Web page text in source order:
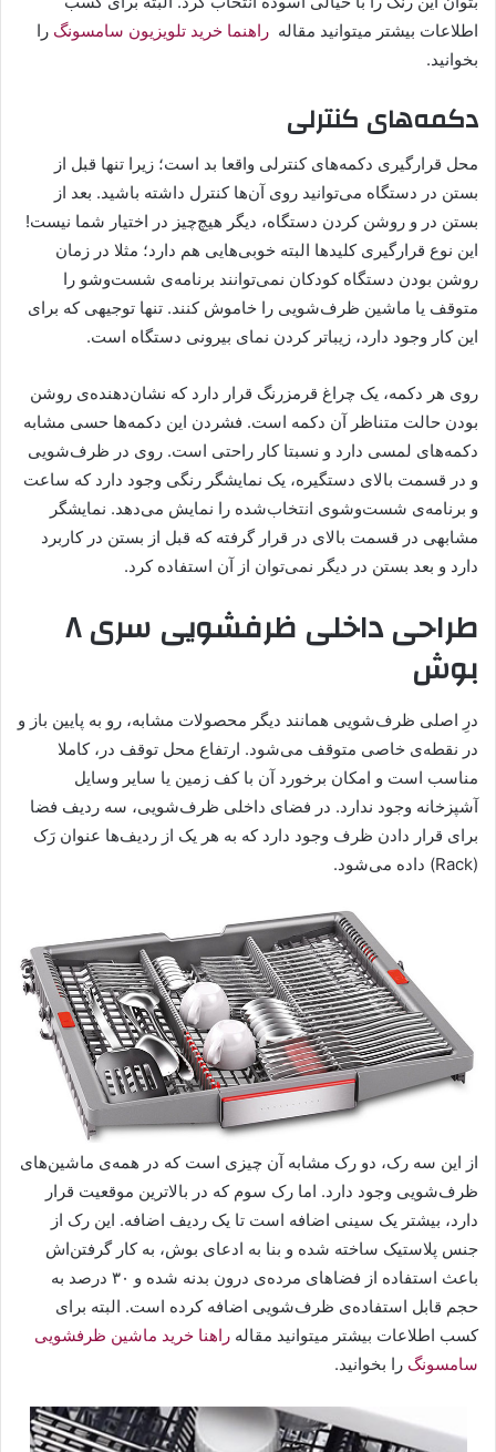
اطلاعات بیشتر میتوانید مقاله راهنما خرید تلویزیون سامسونگ را
بخوانید.
دکمه‌های کنترلی
محل قرارگیری دکمه‌های کنترلی واقعا بد است؛ زیرا تنها قبل از
بستن در دستگاه می‌توانید روی آن‌ها کنترل داشته ‌باشید. بعد از
بستن در و روشن کردن دستگاه، دیگر هیچ‌چیز در اختیار شما نیست!
این نوع قرارگیری کلیدها البته خوبی‌هایی هم دارد؛ مثلا در زمان
روشن ‌بودن دستگاه کودکان نمی‌توانند برنامه‌ی شست‌وشو را
متوقف یا ماشین ظرف‌شویی را خاموش کنند. تنها توجیهی که برای
این کار وجود دارد، زیباتر کردن نمای بیرونی دستگاه است.
روی هر دکمه، یک چراغ قرمزرنگ قرار دارد که نشان‌دهنده‌ی روشن
بودن حالت متناظر آن دکمه است. فشردن این دکمه‌ها حسی مشابه
دکمه‌های لمسی دارد و نسبتا کار راحتی است. روی در ظرف‌شویی
و در قسمت بالای دستگیره، یک نمایشگر رنگی وجود دارد که ساعت
و برنامه‌‌ی شست‌وشوی انتخاب‌شده را نمایش می‌دهد. نمایشگر
مشابهی در قسمت بالای در قرار گرفته که قبل از بستن در کاربرد
دارد و بعد بستن در دیگر نمی‌توان از آن استفاده کرد.
طراحی داخلی ظرفشویی سری ۸
بوش
درِ اصلی ظرف‌شویی همانند دیگر محصولات مشابه، رو به پایین باز و
در نقطه‌ی خاصی متوقف می‌شود. ارتفاع محل توقف در، کاملا
مناسب است و امکان برخورد آن با کف زمین یا سایر وسایل
آشپزخانه وجود ندارد. در فضای داخلی ظرف‌شویی، سه ردیف فضا
برای قرار دادن ظرف وجود دارد که به هر یک از ردیف‌ها عنوان رَک
(Rack) داده می‌شود.
از این سه رک، دو رک مشابه آن چیزی است که در همه‌ی ماشین‌های
ظرف‌شویی وجود دارد. اما رک سوم که در بالاترین موقعیت قرار
دارد، بیشتر یک سینی اضافه است تا یک ردیف اضافه. این رک از
جنس پلاستیک ساخته شده‌ و بنا به ادعای بوش، به کار گرفتن‌اش
باعث استفاده از فضاهای مرده‌ی درون بدنه شده و ۳۰ درصد به
حجم قابل استفاده‌ی ظرف‌شویی اضافه کرده ‌است. البته برای
کسب اطلاعات بیشتر میتوانید مقاله راهنا خرید ماشین ظرفشویی
سامسونگ را بخوانید.